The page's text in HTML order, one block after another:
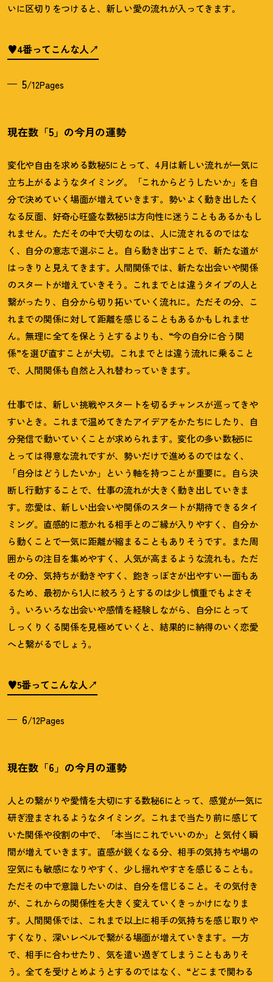
いに区切りをつけると、新しい愛の流れが入ってきます。
♥4番ってこんな人
5/12Pages
現在数「5」の今月の運勢
変化や自由を求める数秘5にとって、4月は新しい流れが一気に
立ち上がるようなタイミング。「これからどうしたいか」を自
分で決めていく場面が増えていきます。勢いよく動き出したく
なる反面、好奇心旺盛な数秘5は方向性に迷うこともあるかもし
れません。ただその中で大切なのは、人に流されるのではな
く、自分の意志で選ぶこと。自ら動き出すことで、新たな道が
はっきりと見えてきます。人間関係では、新たな出会いや関係
のスタートが増えていきそう。これまでとは違うタイプの人と
繋がったり、自分から切り拓いていく流れに。ただその分、こ
れまでの関係に対して距離を感じることもあるかもしれませ
ん。無理に全てを保とうとするよりも、“今の自分に合う関
係”を選び直すことが大切。これまでとは違う流れに乗ること
で、人間関係も自然と入れ替わっていきます。
仕事では、新しい挑戦やスタートを切るチャンスが巡ってきや
すいとき。これまで温めてきたアイデアをかたちにしたり、自
分発信で動いていくことが求められます。変化の多い数秘5に
とっては得意な流れですが、勢いだけで進めるのではなく、
「自分はどうしたいか」という軸を持つことが重要に。自ら決
断し行動することで、仕事の流れが大きく動き出していきま
す。恋愛は、新しい出会いや関係のスタートが期待できるタイ
ミング。直感的に惹かれる相手とのご縁が入りやすく、自分か
ら動くことで一気に距離が縮まることもありそうです。また周
囲からの注目を集めやすく、人気が高まるような流れも。ただ
その分、気持ちが動きやすく、飽きっぽさが出やすい一面もあ
るため、最初から1人に絞ろうとするのは少し慎重でもよさそ
う。いろいろな出会いや感情を経験しながら、自分にとって
しっくりくる関係を見極めていくと、結果的に納得のいく恋愛
へと繋がるでしょう。
♥5番ってこんな人
6/12Pages
現在数「6」の今月の運勢
人との繋がりや愛情を大切にする数秘6にとって、感覚が一気に
研ぎ澄まされるようなタイミング。これまで当たり前に感じて
いた関係や役割の中で、「本当にこれでいいのか」と気付く瞬
間が増えていきます。直感が鋭くなる分、相手の気持ちや場の
空気にも敏感になりやすく、少し揺れやすさを感じることも。
ただその中で意識したいのは、自分を信じること。その気付き
が、これからの関係性を大きく変えていくきっかけになりま
す。人間関係では、これまで以上に相手の気持ちを感じ取りや
すくなり、深いレベルで繋がる場面が増えていきます。一方
で、相手に合わせたり、気を遣い過ぎてしまうこともありそ
う。全てを受けとめようとするのではなく、“どこまで関わる